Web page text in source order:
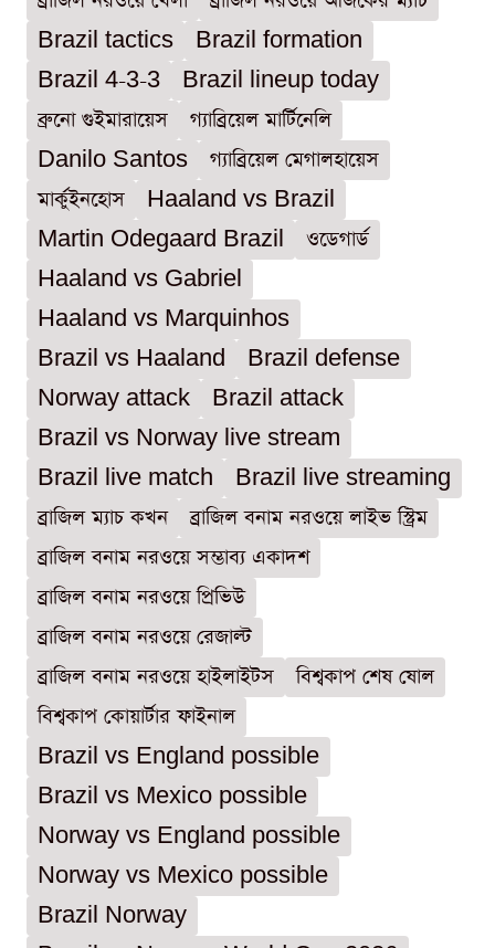
Brazil tactics
Brazil formation
Brazil 4-3-3
Brazil lineup today
ব্রুনো গুইমারায়েস
গ্যাব্রিয়েল মার্টিনেলি
Danilo Santos
গ্যাব্রিয়েল মেগালহায়েস
মার্কুইনহোস
Haaland vs Brazil
Martin Odegaard Brazil
ওডেগার্ড
Haaland vs Gabriel
Haaland vs Marquinhos
Brazil vs Haaland
Brazil defense
Norway attack
Brazil attack
Brazil vs Norway live stream
Brazil live match
Brazil live streaming
ব্রাজিল ম্যাচ কখন
ব্রাজিল বনাম নরওয়ে লাইভ স্ট্রিম
ব্রাজিল বনাম নরওয়ে সম্ভাব্য একাদশ
ব্রাজিল বনাম নরওয়ে প্রিভিউ
ব্রাজিল বনাম নরওয়ে রেজাল্ট
ব্রাজিল বনাম নরওয়ে হাইলাইটস
বিশ্বকাপ শেষ ষোল
বিশ্বকাপ কোয়ার্টার ফাইনাল
Brazil vs England possible
Brazil vs Mexico possible
Norway vs England possible
Norway vs Mexico possible
Brazil Norway